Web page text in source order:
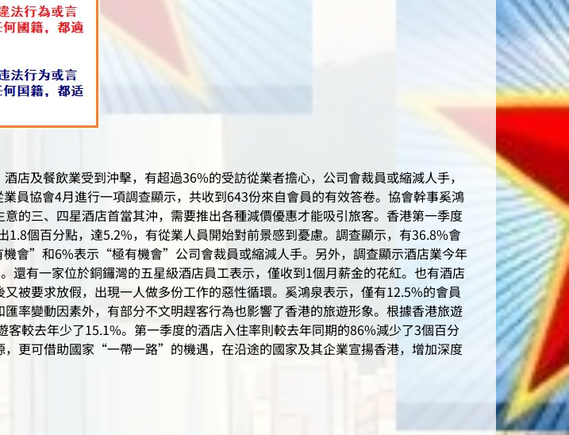
店及餐飲業受到沖擊，有超過36%的受訪從業者擔心，公司會裁員或縮減人手，
員協會4月進行一項調查顯示，共收到643份來自會員的有效答卷。協會幹事奚鴻
的三、四星酒店首當其沖，需要推出各種減價優惠才能吸引旅客。香港第一季度
個百分點，達5.2%，有從業人員開始對前景感到憂慮。調查顯示，有36.8%會
會”和6%表示“極有機會”公司會裁員或縮減人手。另外，調查顯示酒店業今年
還有一家位於銅鑼灣的五星級酒店員工表示，僅收到1個月薪金的花紅。也有酒店
被要求放假，出現一人做多份工作的惡性循環。奚鴻泉表示，僅有12.5%的會員
率變動因素外，有部分不文明趕客行為也影響了香港的旅遊形象。根據香港旅遊
較去年少了15.1%。第一季度的酒店入住率則較去年同期的86%減少了3個百分
更可借助國家“一帶一路”的機遇，在沿途的國家及其企業宣揚香港，增加深度